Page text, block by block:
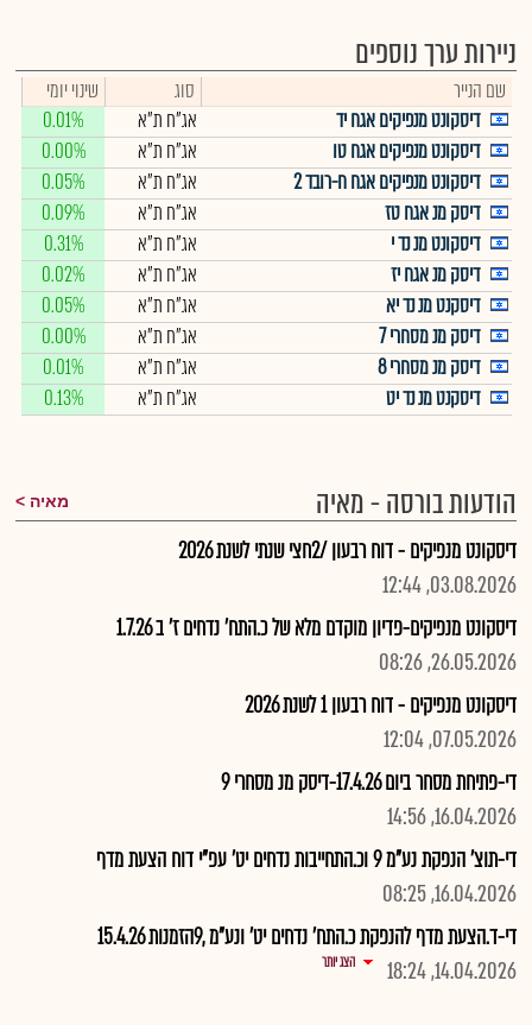
ניירות ערך נוספים
שם הנייר סוג
שינוי יומי
דיסקונט מנפיקים אגח יד
אג"ח ת"א
0.01%
דיסקונט מנפיקים אגח טו
אג"ח ת"א
0.00%
דיסקונט מנפיקים אגח ח-רובד 2
אג"ח ת"א
0.05%
דיסק מנ אגח טז
אג"ח ת"א
0.09%
דיסקונט מנ נד י
אג"ח ת"א
0.31%
דיסק מנ אגח יז
אג"ח ת"א
0.02%
דיסקנט מנ נד יא
אג"ח ת"א
0.05%
דיסק מנ מסחרי 7
אג"ח ת"א
0.00%
דיסק מנ מסחרי 8
אג"ח ת"א
0.01%
דיסקנט מנ נד יט
אג"ח ת"א 0.13%
הודעות בורסה - מאיה מאיה
דיסקונט מנפיקים - דוח רבעון /2חצי שנתי לשנת 2026
03.08.2026, 12:44
דיסקונט מנפיקים-פדיון מוקדם מלא של כ.התח' נדחים ז' ב 1.7.26
26.05.2026, 08:26
דיסקונט מנפיקים - דוח רבעון 1 לשנת 2026
07.05.2026, 12:04
די-פתיחת מסחר ביום 17.4.26-דיסק מנ מסחרי 9
16.04.2026, 14:56
די-תוצ' הנפקת נע"מ 9 וכ.התחייבות נדחים יט' עפ"י דוח הצעת מדף
16.04.2026, 08:25
די-ד.הצעת מדף להנפקת כ.התח' נדחים יט' ונע"מ ,9הזמנות 15.4.26
14.04.2026, 18:24
הצג יותר